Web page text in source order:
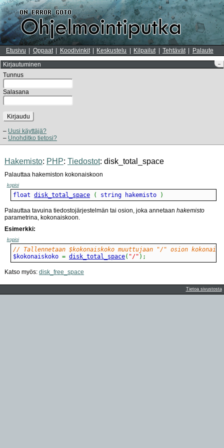
Etusivu Oppaat Koodivinkit Keskustelu Kilpailut Tehtävät Palaute
–
Kirjautuminen
Tunnus
Salasana
Kirjaudu
Uusi käyttäjä?
Unohditko tietosi?
Hakemisto: PHP: Tiedostot: disk_total_space
Palauttaa hakemiston kokonaiskoon
kopioi
float disk_total_space ( string hakemisto )
Palauttaa tavuina tiedostojärjestelmän tai osion, joka annetaan hakemisto
parametrina, kokonaiskoon.
Esimerkki:
kopioi
// Tallennetaan $kokonaiskoko muuttujaan "/" osion
$kokonaiskoko = disk_total_space( "/" ) ;
Katso myös: disk_free_space
Tietoa sivustosta